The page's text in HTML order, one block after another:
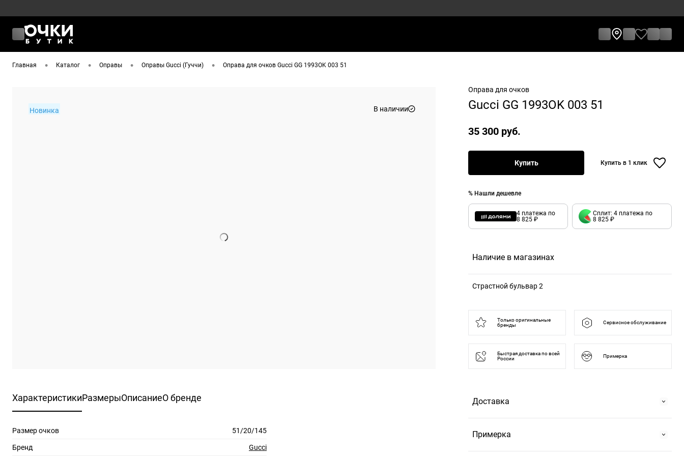
Главная • Каталог • Оправы • Оправы Gucci (Гуччи) • Оправа для очков Gucci GG 1993OK 003 51
Оправа для очков
Gucci GG 1993OK 003 51
Новинка В наличии
35 300 руб.
Купить Купить в 1 клик
% Нашли дешевле
4 платежа по
8 825 ₽
Сплит: 4 платежа по
8 825 ₽
Наличие в магазинах
Страстной бульвар 2
ХарактеристикиРазмерыОписаниеО бренде
Размер очков 51/20/145
Бренд Gucci
Только оригинальные
бренды
Сервисное обслуживание
Быстрая доставка по всей
России
Примерка
Доставка
Самовывоз
Примерка